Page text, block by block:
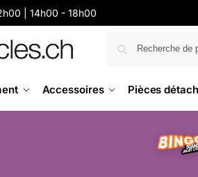
| 14h00 - 18h00
Accessoires Pièces